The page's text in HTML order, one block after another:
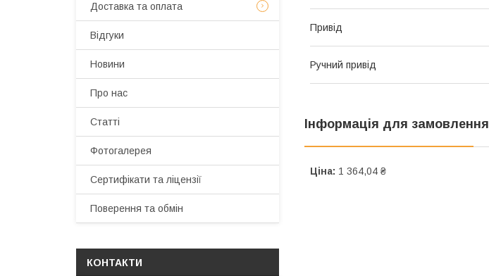
Привід
Ручний привід
Інформація для замовлення
Ціна: 1 364,04 ₴
Доставка та оплата
Відгуки
Новини
Про нас
Статті
Фотогалерея
Сертифікати та ліцензії
Поверення та обмін
КОНТАКТИ